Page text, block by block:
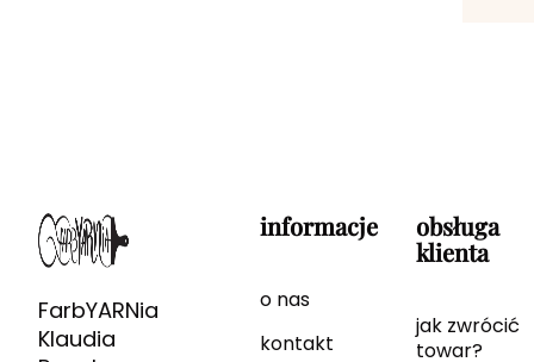
FarbYARNia
Klaudia
informacje
o nas
kontakt
obsługa
klienta
jak zwrócić
towar?